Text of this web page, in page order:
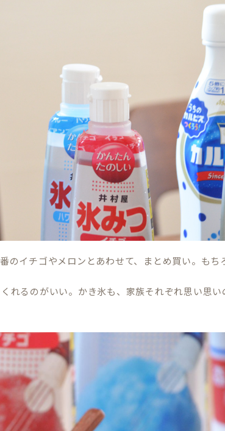
イチゴやメロンとあわせて、まとめ買い。もち
れるのがいい。かき氷も、家族それぞれ思い思い